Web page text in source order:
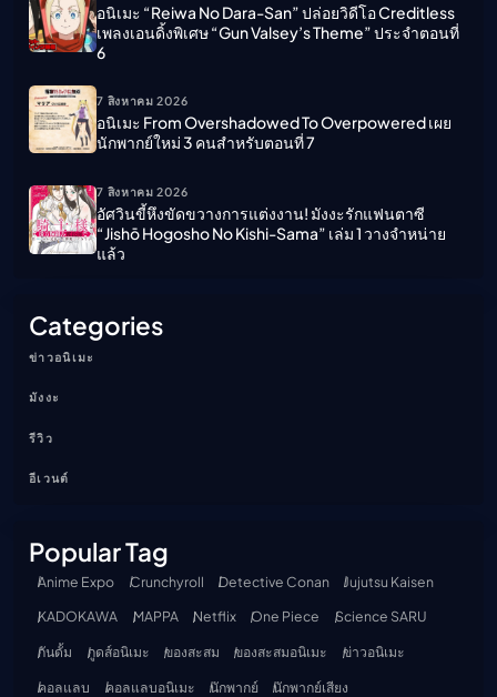
อนิเมะ “Reiwa No Dara-San” ปล่อยวิดีโอ Creditless
เพลงเอนดิ้งพิเศษ “Gun Valsey’s Theme” ประจำตอนที่
6
7 สิงหาคม 2026
อนิเมะ From Overshadowed To Overpowered เผย
นักพากย์ใหม่ 3 คนสำหรับตอนที่ 7
7 สิงหาคม 2026
อัศวินขี้หึงขัดขวางการแต่งงาน! มังงะรักแฟนตาซี
“Jishō Hogosho No Kishi-Sama” เล่ม 1 วางจำหน่าย
แล้ว
Categories
ข่าวอนิเมะ
มังงะ
รีวิว
อีเวนต์
Popular Tag
Anime Expo Crunchyroll Detective Conan
Jujutsu Kaisen
KADOKAWA
MAPPA Netflix One Piece
Science SARU
กันดั้ม
กูดส์อนิเมะ ของสะสม ของสะสมอนิเมะ
ข่าวอนิเมะ
คอลแลบ
คอลแลบอนิเมะ นักพากย์
นักพากย์เสียง